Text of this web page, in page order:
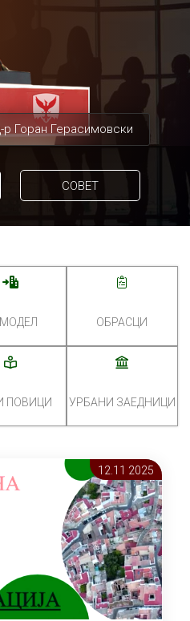
р Горан Герасимовски
СОВЕТ
ОБРАСЦИ
ПОВИЦИ УРБАНИ ЗАЕДНИЦИ
12.11 2025